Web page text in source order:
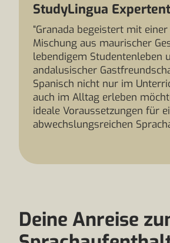
StudyLingua
“Granada begeistert mit
Mischung aus maurischer
lebendigem Studentenleben
andalusischer
Spanisch nicht nur im
auch im Alltag erleben
ideale Voraussetzungen für
abwechslungsreichen
Deine Anreise